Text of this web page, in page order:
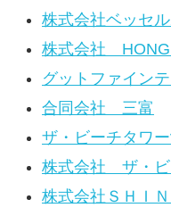
株式会社ベッセ
株式会社 HONG
グットファイン
合同会社 三富
ザ・ビーチタワ
株式会社 ザ・ビ
株式会社ＳＨＩＮ